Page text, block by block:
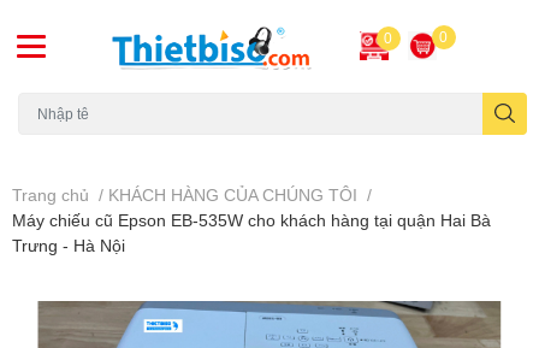
0 0
Trang chủ / KHÁCH HÀNG CỦA CHÚNG TÔI /
Máy chiếu cũ Epson EB-535W cho khách hàng tại quận Hai Bà
Trưng - Hà Nội